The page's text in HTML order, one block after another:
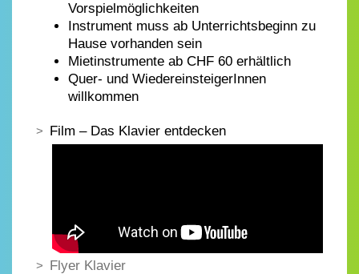
Vorspielmöglichkeiten
Instrument muss ab Unterrichtsbeginn zu
Hause vorhanden sein
Mietinstrumente ab CHF 60 erhältlich
Quer- und WiedereinsteigerInnen
willkommen
Film – Das Klavier entdecken
Flyer Klavier